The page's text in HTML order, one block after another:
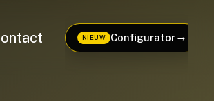
NIEUW Configurator→